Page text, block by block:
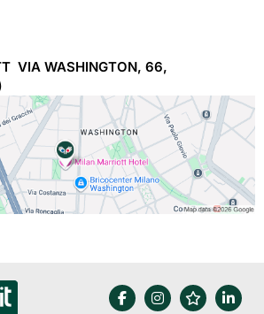
VIA WASHINGTON, 66,